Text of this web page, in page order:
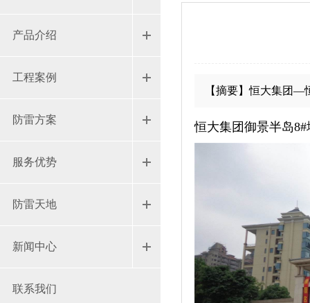
产品介绍
工程案例
防雷方案
服务优势
防雷天地
新闻中心
联系我们
【摘要】恒大集团—
恒大集团御景半岛